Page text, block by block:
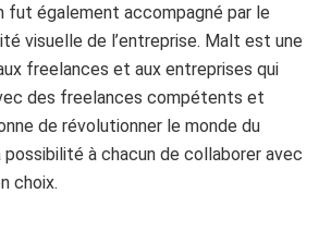
fut également accompagné par le
visuelle de l’entreprise. Malt est une
freelances et aux entreprises qui
des freelances compétents et
de révolutionner le monde du
possibilité à chacun de collaborer avec
choix.